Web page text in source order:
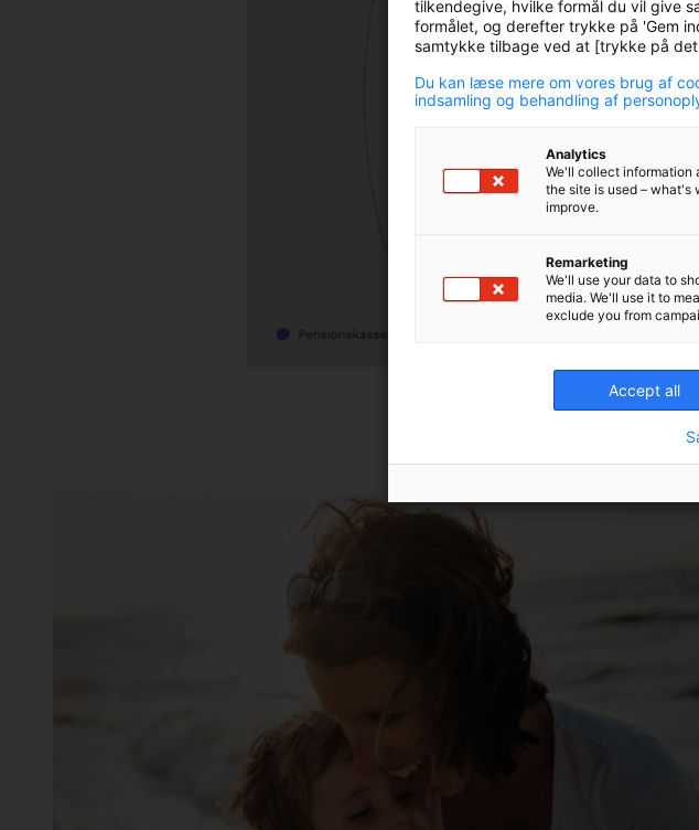
tilkendegive, hvilke formål du vil give
formålet, og derefter trykke på 'Gem
samtykke tilbage ved at [trykke på
Du kan læse mere om vores brug af
indsamling og behandling af
Analytics
We'll collect information
the site is used – what's
improve.
Remarketing
We'll use your data to
media. We'll use it to
exclude you from
Accept all